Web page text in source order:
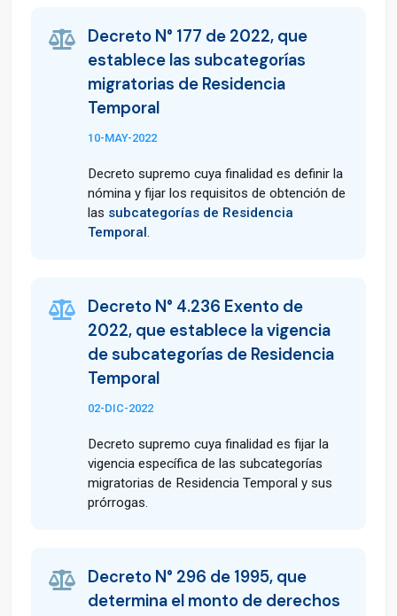
Decreto N° 177 de 2022, que
establece las subcategorías
migratorias de Residencia
Temporal
10-MAY-2022
Decreto supremo cuya finalidad es definir la
nómina y fijar los requisitos de obtención de
las subcategorías de Residencia
Temporal.
Decreto N° 4.236 Exento de
2022, que establece la vigencia
de subcategorías de Residencia
Temporal
02-DIC-2022
Decreto supremo cuya finalidad es fijar la
vigencia específica de las subcategorías
migratorias de Residencia Temporal y sus
prórrogas.
Decreto N° 296 de 1995, que
determina el monto de derechos